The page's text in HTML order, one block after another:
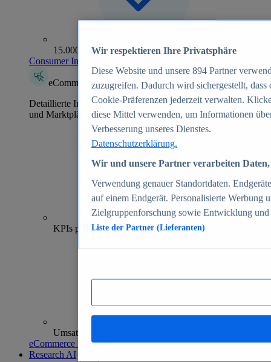
15.000+ Marken
Consumer Insights entdecken
eCommerce Insights
Detaillierte Informationen zu mehr als 39.000 Online-Shops
und Marktplätzen
70+
KPIs pro Shop
Umsatzanalysen und -prognosen
eCommerce Insights entdecken
Research AI
Wir respektieren Ihre Privatsphäre
Diese Website und unsere 894 Partner
zuzugreifen. Dadurch wird sichergestellt,
Cookie-Präferenzen jederzeit verwalten.
diese Mittel verwenden, um Informationen
Verbesserung unseres Dienstes.
Datenschutzerklärung.
Wir und unsere Partner verarbeiten
Verwendung genauer Standortdaten.
auf einem Endgerät. Personalisierte Werbung
Zielgruppenforschung sowie Entwicklung
Liste der Partner (Lieferanten)